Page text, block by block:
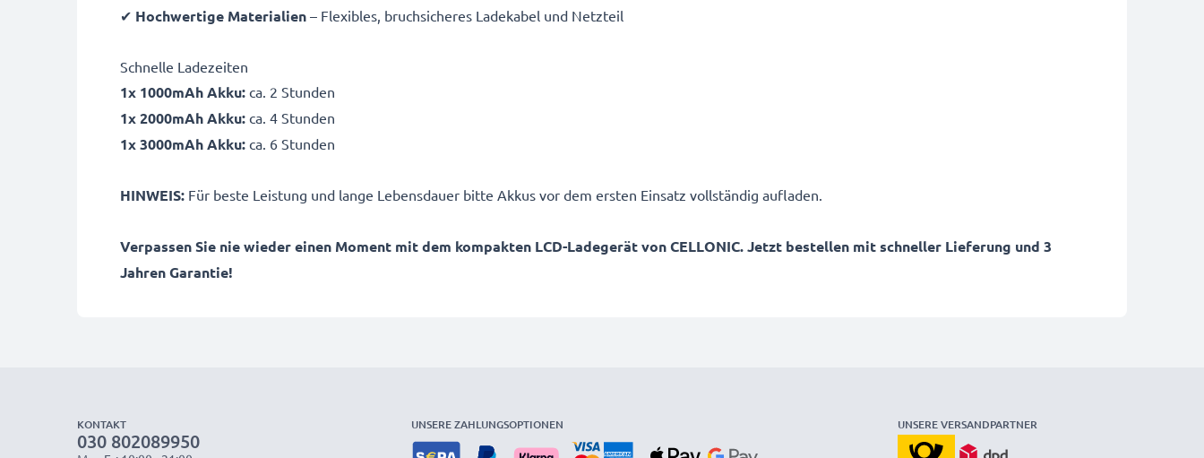
✔ Hochwertige Materialien – Flexibles, bruchsicheres Ladekabel und Netzteil
Schnelle Ladezeiten
1x 1000mAh Akku: ca. 2 Stunden
1x 2000mAh Akku: ca. 4 Stunden
1x 3000mAh Akku: ca. 6 Stunden
HINWEIS: Für beste Leistung und lange Lebensdauer bitte Akkus vor dem ersten Einsatz vollständig aufladen.
Verpassen Sie nie wieder einen Moment mit dem kompakten LCD-Ladegerät von CELLONIC. Jetzt bestellen mit schneller Lieferung und 3
Jahren Garantie!
KONTAKT
030 802089950
UNSERE ZAHLUNGSOPTIONEN UNSERE VERSANDPARTNER